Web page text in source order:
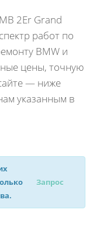
2Еr Grand
работ по
BMW и
цены, точную
— ниже
указанным в
Запрос